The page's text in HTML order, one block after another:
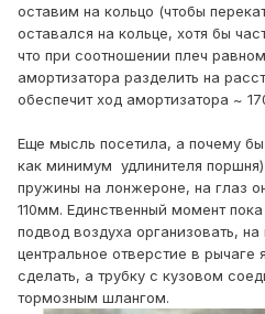
оставим на кольцо (чтобы
оставался на кольце, хотя бы
что при соотношении плеч
амортизатора разделить на
обеспечит ход амортизатора ~
Еще мысль посетила, а почему
как минимум удлинителя
пружины на лонжероне, на глаз
110мм. Единственный момент
подвод воздуха организовать,
центральное отверстие в
сделать, а трубку с кузовом
тормозным шлангом.